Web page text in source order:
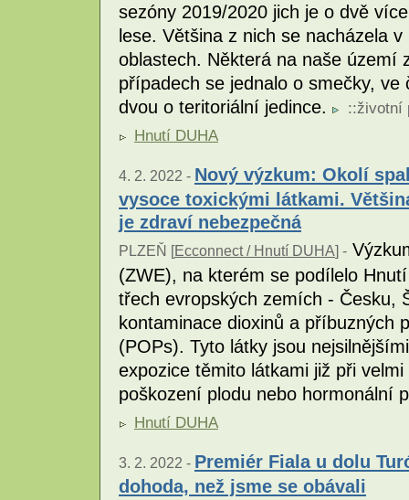
sezóny 2019/2020 jich je o dvě
lese. Většina z nich se nacházela
oblastech. Některá na naše území
případech se jednalo o smečky,
dvou o teritoriální jedince.
::životní
Hnutí DUHA
4. 2. 2022 - Nový výzkum: Okolí
vysoce toxickými látkami.
je zdraví nebezpečná
PLZEŇ [Ecconnect / Hnutí DUHA] -
(ZWE), na kterém se podílelo
třech evropských zemích - Česku,
kontaminace dioxinů a příbuzných
(POPs). Tyto látky jsou
expozice těmito látkami již při
poškození plodu nebo hormonální
Hnutí DUHA
3. 2. 2022 - Premiér Fiala u dolu
dohoda, než jsme se obávali